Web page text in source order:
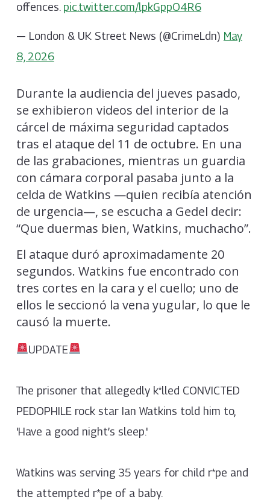
offences. pic.twitter.com/lpkGppO4R6
— London & UK Street News (@CrimeLdn) May
8, 2026
Durante la audiencia del jueves pasado,
se exhibieron videos del interior de la
cárcel de máxima seguridad captados
tras el ataque del 11 de octubre. En una
de las grabaciones, mientras un guardia
con cámara corporal pasaba junto a la
celda de Watkins —quien recibía atención
de urgencia—, se escucha a Gedel decir:
“Que duermas bien, Watkins, muchacho”.
El ataque duró aproximadamente 20
segundos. Watkins fue encontrado con
tres cortes en la cara y el cuello; uno de
ellos le seccionó la vena yugular, lo que le
causó la muerte.
UPDATE
The prisoner that allegedly k*lled CONVICTED
PEDOPHILE rock star Ian Watkins told him to,
'Have a good night’s sleep.'
Watkins was serving 35 years for child r*pe and
the attempted r*pe of a baby.